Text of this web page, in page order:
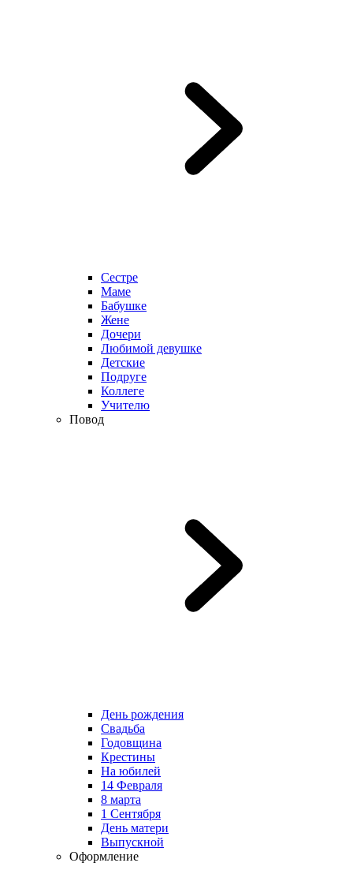
Сестре
Маме
Бабушке
Жене
Дочери
Любимой девушке
Детские
Подруге
Коллеге
Учителю
Повод
День рождения
Свадьба
Годовщина
Крестины
На юбилей
14 Февраля
8 марта
1 Сентября
День матери
Выпускной
Оформление